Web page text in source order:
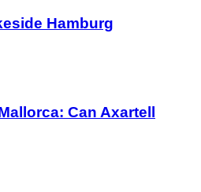
Hamburg
Can Axartell